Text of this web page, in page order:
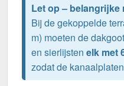
Let op – belangrijke
Bij de gekoppelde
m) moeten de
en sierlijsten elk met
zodat de